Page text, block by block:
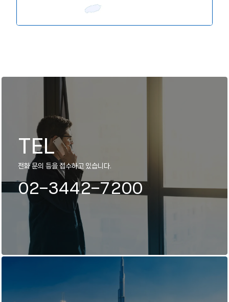
TEL
전화 문의 등을 접수하고 있습니다.
02-3442-7200